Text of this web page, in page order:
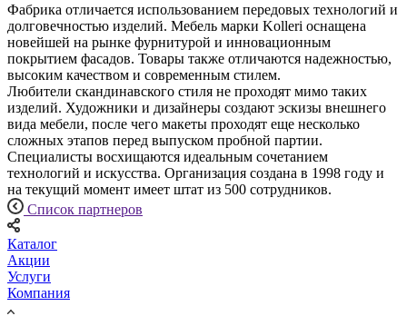
Фабрика отличается использованием передовых технологий и
долговечностью изделий. Мебель марки Kolleri оснащена
новейшей на рынке фурнитурой и инновационным
покрытием фасадов. Товары также отличаются надежностью,
высоким качеством и современным стилем.
Любители скандинавского стиля не проходят мимо таких
изделий. Художники и дизайнеры создают эскизы внешнего
вида мебели, после чего макеты проходят еще несколько
сложных этапов перед выпуском пробной партии.
Специалисты восхищаются идеальным сочетанием
технологий и искусства. Организация создана в 1998 году и
на текущий момент имеет штат из 500 сотрудников.
Список партнеров
Каталог
Акции
Услуги
Компания